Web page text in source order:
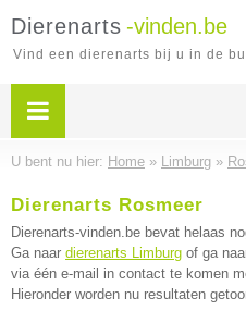
Dierenarts -vinden.be
Vind een dierenarts bij u in de
U bent nu hier: Home » Limburg »
Dierenarts Rosmeer
Dierenarts-vinden.be bevat helaas
Ga naar dierenarts Limburg of ga
via één e-mail in contact te komen
Hieronder worden nu resultaten